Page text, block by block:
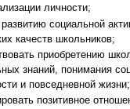
личности;
социальной
качеств школьников;
приобретению
знаний, понимания
и повседневной жизни;
позитивное